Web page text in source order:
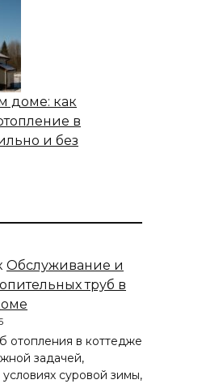
доме: как
в
и без
Обслуживание и
труб в
отопления в коттедже
задачей,
суровой зимы,